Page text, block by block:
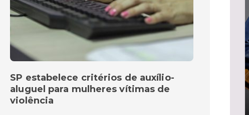
SP estabelece critérios de auxílio-
aluguel para mulheres vítimas de
violência